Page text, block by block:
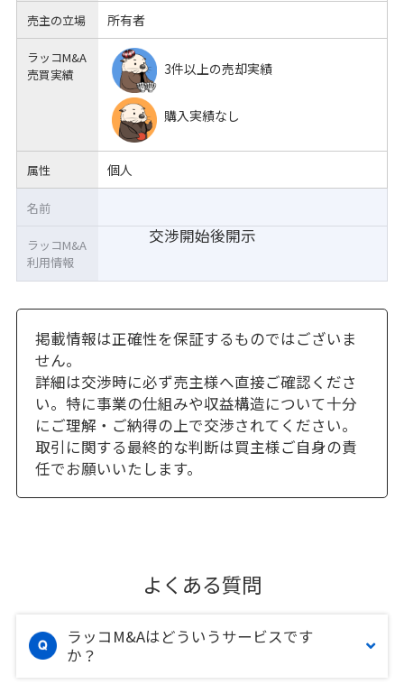
売主の立場 所有者
ラッコM&A
売買実績
3件以上の売却実績
購入実績なし
属性 個人
交渉開始後開示
名前
ラッコM&A
利用情報
掲載情報は正確性を保証するものではございま
せん。
詳細は交渉時に必ず売主様へ直接ご確認くださ
い。特に事業の仕組みや収益構造について十分
にご理解・ご納得の上で交渉されてください。
取引に関する最終的な判断は買主様ご自身の責
任でお願いいたします。
よくある質問
ラッコM&Aはどういうサービスです
か？